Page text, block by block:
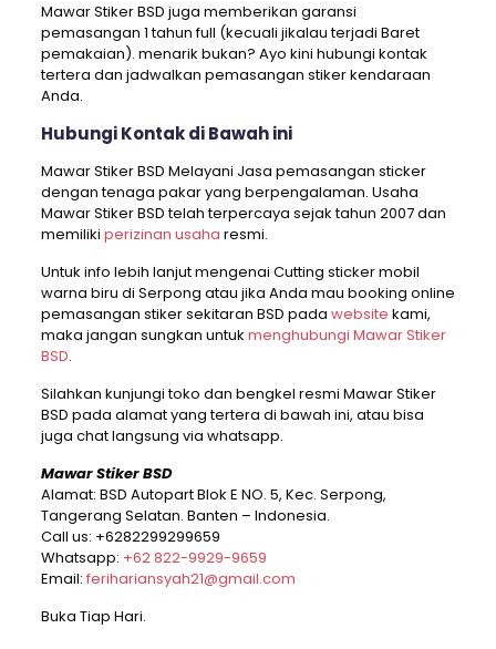
Mawar Stiker BSD juga memberikan garansi
pemasangan 1 tahun full (kecuali jikalau terjadi Baret
pemakaian). menarik bukan? Ayo kini hubungi kontak
tertera dan jadwalkan pemasangan stiker kendaraan
Anda.
Hubungi Kontak di Bawah ini
Mawar Stiker BSD Melayani Jasa pemasangan sticker
dengan tenaga pakar yang berpengalaman. Usaha
Mawar Stiker BSD telah terpercaya sejak tahun 2007 dan
memiliki perizinan usaha resmi.
Untuk info lebih lanjut mengenai Cutting sticker mobil
warna biru di Serpong atau jika Anda mau booking online
pemasangan stiker sekitaran BSD pada website kami,
maka jangan sungkan untuk menghubungi Mawar Stiker
BSD.
Silahkan kunjungi toko dan bengkel resmi Mawar Stiker
BSD pada alamat yang tertera di bawah ini, atau bisa
juga chat langsung via whatsapp.
Mawar Stiker BSD
Alamat: BSD Autopart Blok E NO. 5, Kec. Serpong,
Tangerang Selatan. Banten – Indonesia.
Call us: +6282299299659
Whatsapp: +62 822-9929-9659
Email: ferihariansyah21@gmail.com
Buka Tiap Hari.